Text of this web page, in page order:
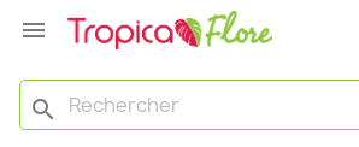

search